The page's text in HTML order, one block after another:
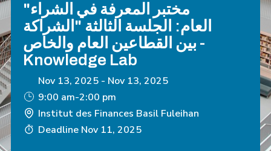
"مختبر المعرفة في الشراء
العام: الجلسة الثالثة "الشراكة
بين القطاعين العام والخاص -
Knowledge Lab
Nov 13, 2025 - Nov 13, 2025
9:00 am-2:00 pm
Institut des Finances Basil Fuleihan
Deadline Nov 11, 2025